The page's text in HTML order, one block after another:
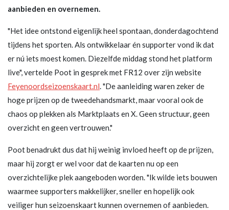
aanbieden en overnemen.
"Het idee ontstond eigenlijk heel spontaan, donderdagochtend
tijdens het sporten. Als ontwikkelaar én supporter vond ik dat
er nú iets moest komen. Diezelfde middag stond het platform
live", vertelde Poot in gesprek met FR12 over zijn website
Feyenoordseizoenskaart.nl. "De aanleiding waren zeker de
hoge prijzen op de tweedehandsmarkt, maar vooral ook de
chaos op plekken als Marktplaats en X. Geen structuur, geen
overzicht en geen vertrouwen."
Poot benadrukt dus dat hij weinig invloed heeft op de prijzen,
maar hij zorgt er wel voor dat de kaarten nu op een
overzichtelijke plek aangeboden worden. "Ik wilde iets bouwen
waarmee supporters makkelijker, sneller en hopelijk ook
veiliger hun seizoenskaart kunnen overnemen of aanbieden.